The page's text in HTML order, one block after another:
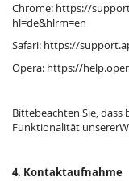
Chrome: https://
hl=de&hlrm=en
Safari: https://
Opera: https://
Bittebeachten Sie,
Funktionalität
4. Kontaktaufnahme